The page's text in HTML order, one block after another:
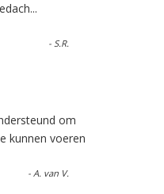
...
- S.R.
om
kunnen voeren
- A. van V.